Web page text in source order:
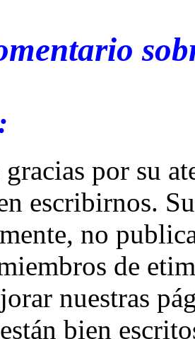
gracias por su
escribirnos.
no
de
nuestras
bien